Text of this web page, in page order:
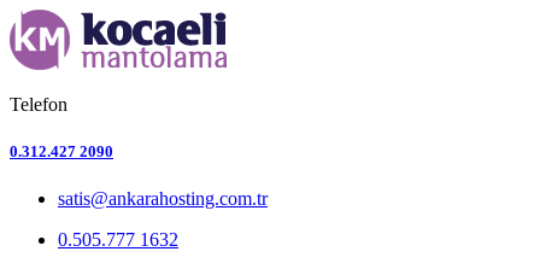
Telefon
0.312.427 2090
satis@ankarahosting.com.tr
0.505.777 1632